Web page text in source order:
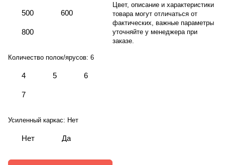
500 600
800
Количество полок/ярусов: 6
4 5 6
7
Усиленный каркас: Нет
Нет Да
Цвет, описание и характеристики
товара могут отличаться от
фактических, важные параметры
уточняйте у менеджера при
заказе.